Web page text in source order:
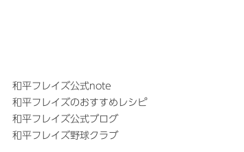
和平フレイズ公式note
和平フレイズのおすすめレシピ
和平フレイズ公式ブログ
和平フレイズ野球クラブ